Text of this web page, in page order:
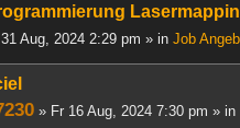
Aug, 2024 2:29 pm » in Job
» Fr 16 Aug, 2024 7:30 pm » in